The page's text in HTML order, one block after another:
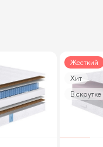
Жесткий
Хит
В скрутке